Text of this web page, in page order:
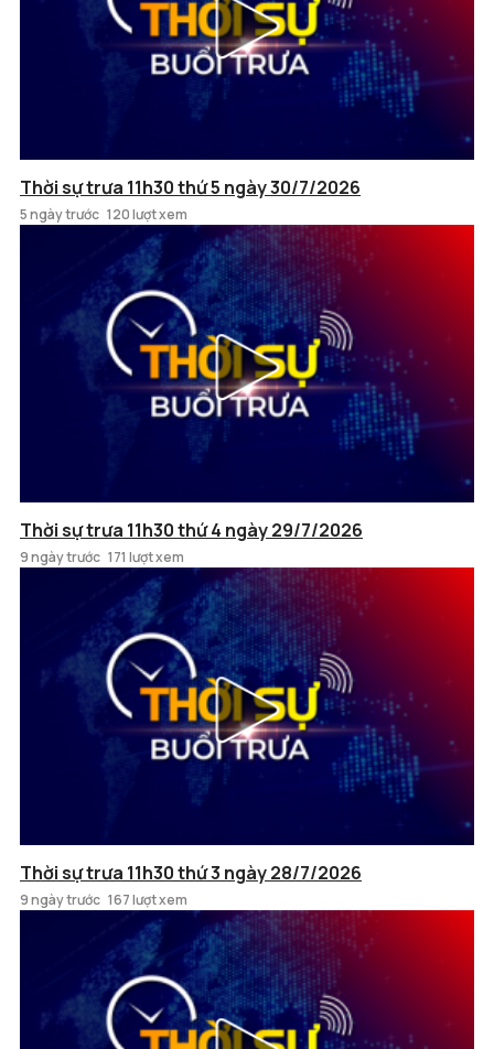
Thời sự trưa 11h30 thứ 5 ngày 30/7/2026
5 ngày trước 120 lượt xem
Thời sự trưa 11h30 thứ 4 ngày 29/7/2026
9 ngày trước 171 lượt xem
Thời sự trưa 11h30 thứ 3 ngày 28/7/2026
9 ngày trước 167 lượt xem